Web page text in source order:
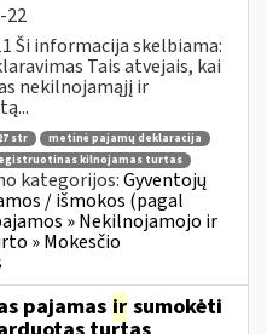
22
Ši informacija skelbiama:
Tais atvejais, kai
nekilnojamąjį ir
str
metinė pajamų deklaracija
kilnojamas turtas
kategorijos:Gyventojų
/ išmokos (pagal
» Nekilnojamojo ir
» Mokesčio
pajamas ir sumokėti